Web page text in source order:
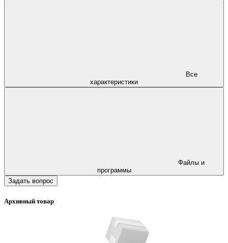
характеристики
программы
Задать вопрос
Архивный товар